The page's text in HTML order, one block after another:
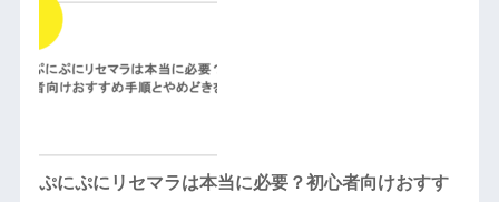
ぷにぷにリセマラは本当に必要？初心者向けおすす